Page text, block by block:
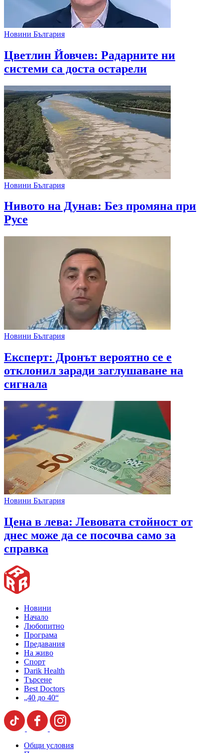
Новини България
Цветлин Йовчев: Радарните ни
системи са доста остарели
Новини България
Нивото на Дунав: Без промяна при
Русе
Новини България
Експерт: Дронът вероятно се е
отклонил заради заглушаване на
сигнала
Новини България
Цена в лева: Левовата стойност от
днес може да се посочва само за
справка
Новини
Начало
Любопитно
Програма
Предавания
На живо
Спорт
Darik Health
Търсене
Best Doctors
„40 до 40“
Общи условия